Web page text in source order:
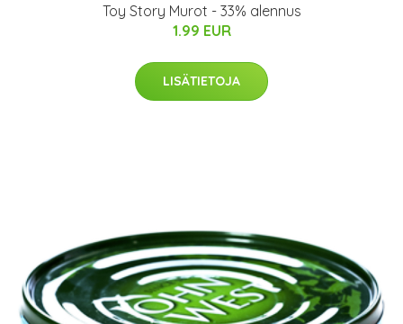
Toy Story Murot - 33% alennus
1.99 EUR
LISÄTIETOJA